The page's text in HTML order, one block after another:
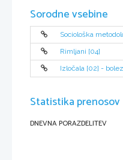
64 – Rimljani zavzamejo
30 – Rimljani zavzamejo Egipt
Sorodne vsebine
Sociološka
Rimljani [04]
Izločala [02] -
Statistika prenosov
DNEVNA PORAZDELITEV